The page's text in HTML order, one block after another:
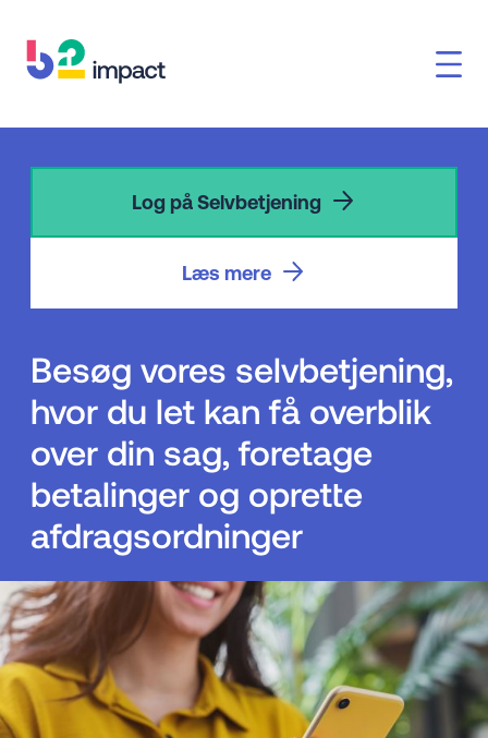
Besøg vores selvbetjening,
hvor du let kan få overblik
over din sag, foretage
betalinger og oprette
afdragsordninger
Log på Selvbetjening
Læs mere